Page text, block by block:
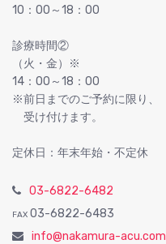
10：00～18：00
診療時間②
（火・金）※
14：00～18：00
※前日までのご予約に限り、
受け付けます。
定休日：年末年始・不定休
03-6822-6482
FAX 03-6822-6483
info@nakamura-acu.com